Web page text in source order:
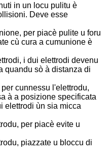
in un locu pulitu è
Deve esse
per piacè pulite u foru
cù cura a cumunione è
i dui elettrodi devenu
quandu sò à distanza di
cunnessu l'elettrodu,
à a posizione specificata
elettrodi ùn sia micca
per piacè evite u
piazzate u bloccu di